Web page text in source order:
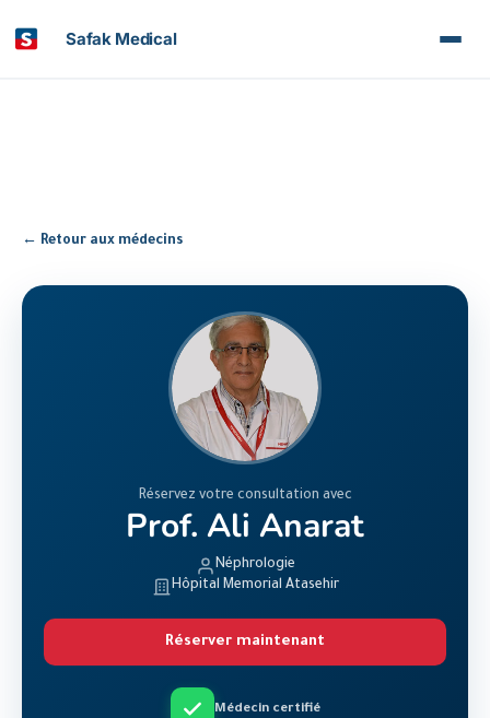
Safak Medical
← Retour aux médecins
Réservez votre consultation avec
Prof. Ali Anarat
Néphrologie
Hôpital Memorial Atasehir
Réserver maintenant
Médecin certifié